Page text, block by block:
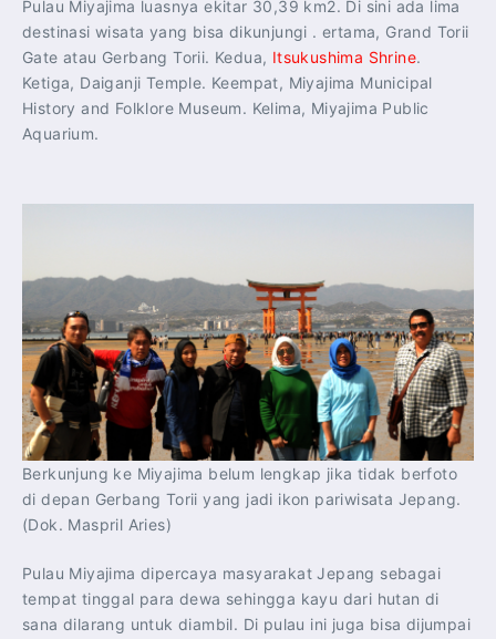
Pulau Miyajima luasnya ekitar 30,39 km2. Di sini ada lima
destinasi wisata yang bisa dikunjungi . ertama, Grand Torii
Gate atau Gerbang Torii. Kedua, Itsukushima Shrine.
Ketiga, Daiganji Temple. Keempat, Miyajima Municipal
History and Folklore Museum. Kelima, Miyajima Public
Aquarium.
Berkunjung ke Miyajima belum lengkap jika tidak berfoto
di depan Gerbang Torii yang jadi ikon pariwisata Jepang.
(Dok. Maspril Aries)
Pulau Miyajima dipercaya masyarakat Jepang sebagai
tempat tinggal para dewa sehingga kayu dari hutan di
sana dilarang untuk diambil. Di pulau ini juga bisa dijumpai